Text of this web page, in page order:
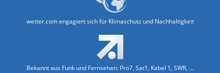
wetter.com engagiert sich für Klimaschutz und Nachhaltigkeit
Bekannt aus Funk und Fernsehen: Pro7, Sat1, Kabel 1, SWR, ...